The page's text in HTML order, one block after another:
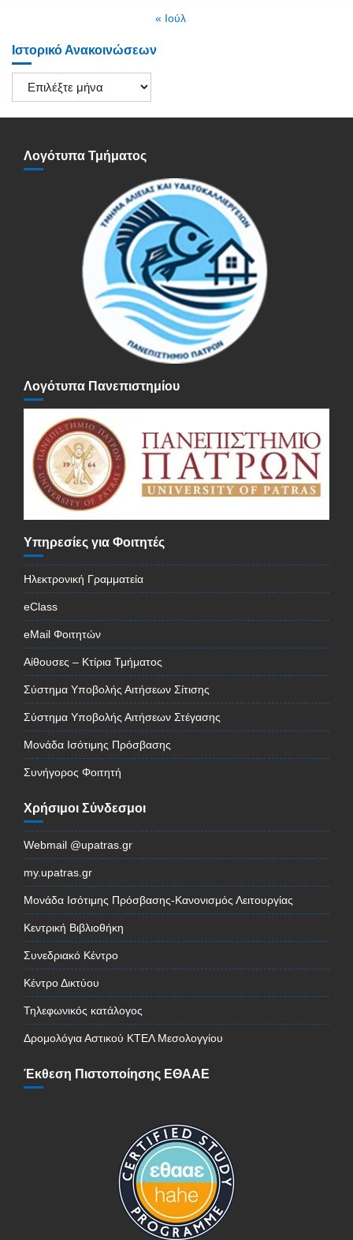
« Ιούλ
Ιστορικό Ανακοινώσεων
Ιστορικό
Ανακοινώσεων
Λογότυπα Τμήματος
Λογότυπα Πανεπιστημίου
Υπηρεσίες για Φοιτητές
Ηλεκτρονική Γραμματεία
eClass
eMail Φοιτητών
Αίθουσες – Κτίρια Τμήματος
Σύστημα Υποβολής Αιτήσεων Σίτισης
Σύστημα Υποβολής Αιτήσεων Στέγασης
Μονάδα Ισότιμης Πρόσβασης
Συνήγορος Φοιτητή
Χρήσιμοι Σύνδεσμοι
Webmail @upatras.gr
my.upatras.gr
Μονάδα Ισότιμης Πρόσβασης-Κανονισμός Λειτουργίας
Κεντρική Βιβλιοθήκη
Συνεδριακό Κέντρο
Κέντρο Δικτύου
Τηλεφωνικός κατάλογος
Δρομολόγια Αστικού ΚΤΕΛ Μεσολογγίου
Έκθεση Πιστοποίησης ΕΘΑΑΕ